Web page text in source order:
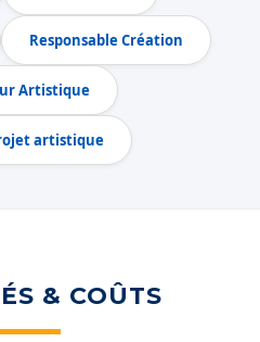
Responsable Création
Artistique
artistique
& COÛTS